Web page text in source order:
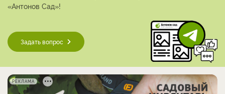
«Антонов Сад»!
Задать вопрос
РЕКЛАМА